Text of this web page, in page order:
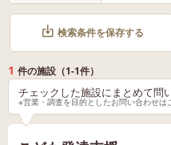
検索条件を保存する
1 件の施設（1-1件）
チェックした施設にまとめて問
※営業・調査を目的としたお問い合わせは